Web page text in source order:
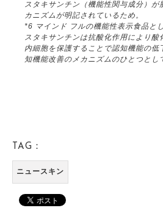
スタキサンチン（機能性関与成分）が
カニズムが明記されているため。
*6 マインド フルの機能性表示食品と
スタキサンチンは抗酸化作用により酸
内細胞を保護することで認知機能の低
知機能改善のメカニズムのひとつとし
TAG：
ニュースキン